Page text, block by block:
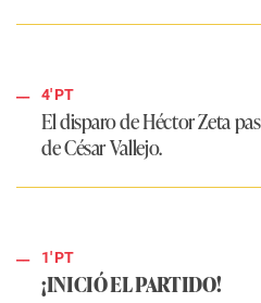
4' PT
El disparo de Héctor Zeta
de César Vallejo.
1' PT
¡INICIÓ EL PARTIDO!